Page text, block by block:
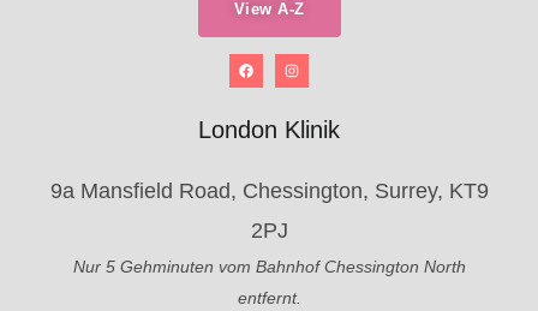
View A-Z
London Klinik
9a Mansfield Road, Chessington, Surrey, KT9
2PJ
Nur 5 Gehminuten vom Bahnhof Chessington North
entfernt.